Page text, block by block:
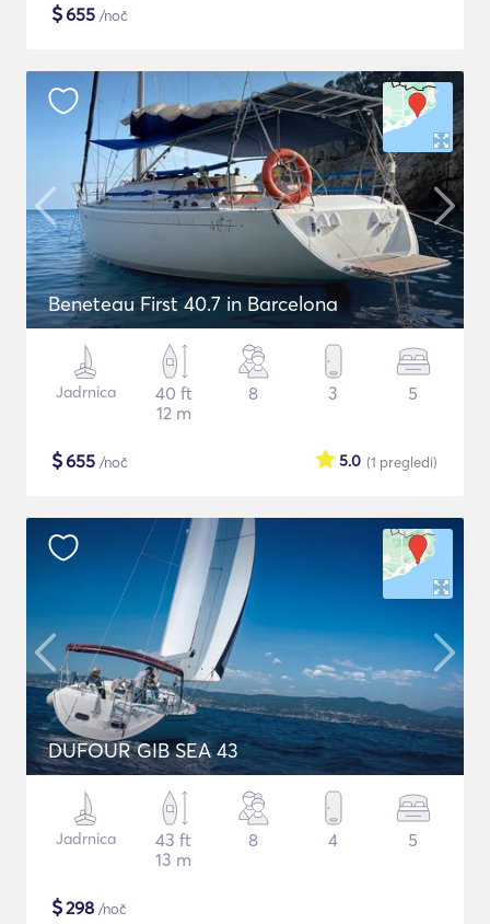
$655 /noč
Beneteau First 40.7 in Barcelona
Jadrnica
40 ft
12 m
8 3 5
$655 /noč (1 pregledi)
5.0
DUFOUR GIB SEA 43
Jadrnica
43 ft
13 m
8 4 5
$298 /noč